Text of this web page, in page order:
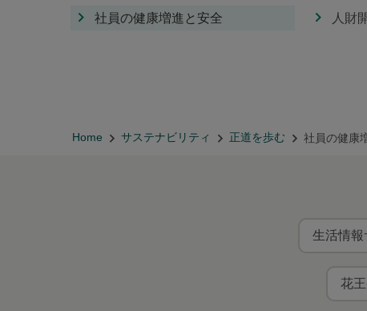
社員の健康増進と安全 人財
Home サステナビリティ 正道を歩む 社員の健康
生活情報
花